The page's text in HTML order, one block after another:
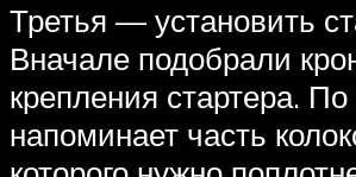
Третья — установить
Вначале подобрали
крепления стартера.
напоминает часть